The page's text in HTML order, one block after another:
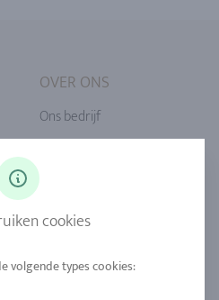
OVER ONS
Ons bedrijf
Onze kwaliteit
Locaties
cookies